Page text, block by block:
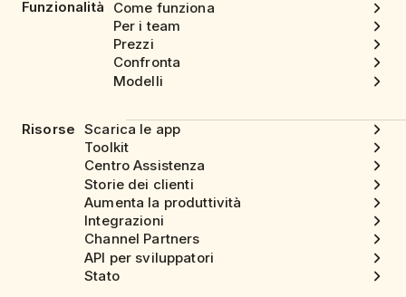
Funzionalità
Come funziona
Per i team
Prezzi
Confronta
Modelli
Risorse Scarica le app
Toolkit
Centro Assistenza
Storie dei clienti
Aumenta la produttività
Integrazioni
Channel Partners
API per sviluppatori
Stato